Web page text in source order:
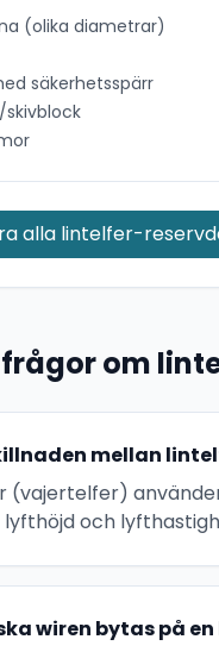
(olika diametrar)
säkerhetsspärr
alla lintelfer-
om
mellan
(vajertelfer)
lyfthöjd och
wiren bytas på